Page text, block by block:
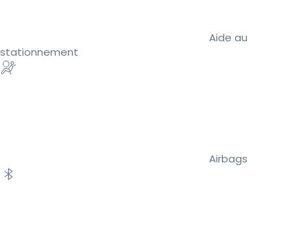
Aide au
stationnement
Airbags